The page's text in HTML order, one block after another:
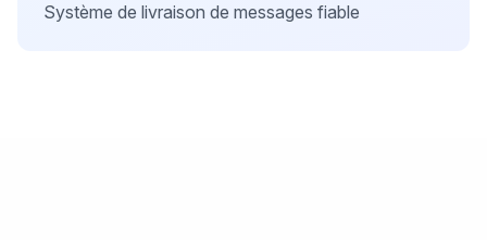
Système de livraison de messages fiable